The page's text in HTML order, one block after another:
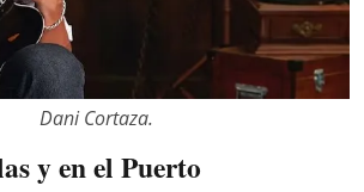
Dani Cortaza.
y en el Puerto